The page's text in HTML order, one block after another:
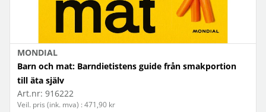
MONDIAL
Barn och mat: Barndietistens guide från smakportion
till äta själv
Art.nr: 916222
Veil. pris (ink. mva) : 471,90 kr